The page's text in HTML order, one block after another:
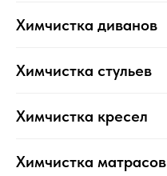
Химчистка диванов
Химчистка стульев
Химчистка кресел
Химчистка матрасов